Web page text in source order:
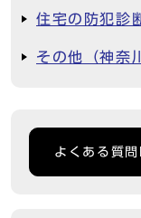
住宅の防犯診
その他（神奈
よくある質